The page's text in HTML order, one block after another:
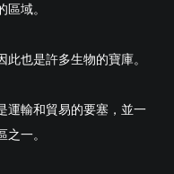
域。
也是許多生物的寶庫。
運輸和貿易的要塞，並一
一。